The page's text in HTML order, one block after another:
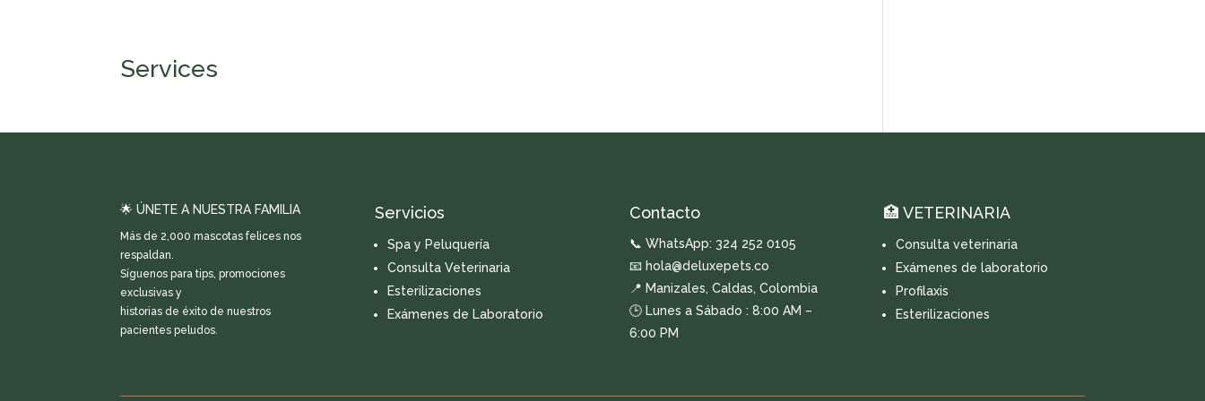
Services
🌟 ÚNETE A NUESTRA FAMILIA
Más de 2,000 mascotas felices nos
respaldan.
Síguenos para tips, promociones
exclusivas y
historias de éxito de nuestros
pacientes peludos.
Servicios
Spa y Peluquería
Consulta Veterinaria
Esterilizaciones
Exámenes de Laboratorio
Contacto
📞 WhatsApp: 324 252 0105
📧 hola@deluxepets.co
📍 Manizales, Caldas, Colombia
🕒 Lunes a Sábado : 8:00 AM –
6:00 PM
🏥 VETERINARIA
Consulta veterinaria
Exámenes de laboratorio
Profilaxis
Esterilizaciones